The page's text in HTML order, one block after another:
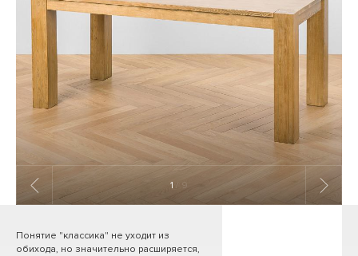
1 / 9
Понятие "классика" не уходит из
обихода, но значительно расширяется,